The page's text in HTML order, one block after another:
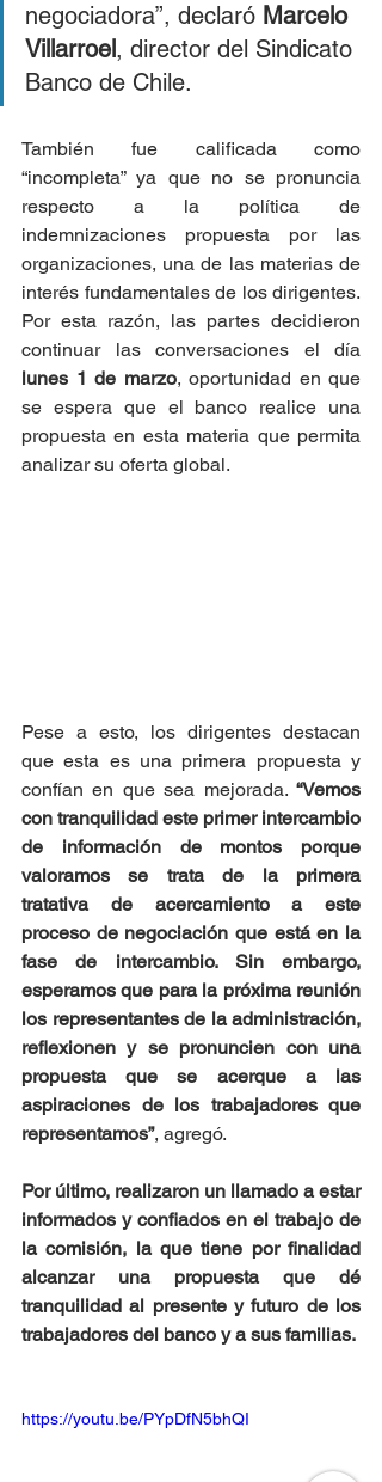
negociadora”, declaró Marcelo
Villarroel, director del Sindicato
Banco de Chile.
También fue calificada como
“incompleta” ya que no se pronuncia
respecto a la política de
indemnizaciones propuesta por las
organizaciones, una de las materias de
interés fundamentales de los dirigentes.
Por esta razón, las partes decidieron
lunes 1 de marzo, oportunidad en que
se espera que el banco realice una
propuesta en esta materia que permita
analizar su oferta global.
Pese a esto, los dirigentes destacan
que esta es una primera propuesta y
confían en que sea mejorada. “Vemos
con tranquilidad este primer intercambio
de información de montos porque
valoramos se trata de la primera
tratativa de acercamiento a este
proceso de negociación que está en la
fase de intercambio. Sin embargo,
esperamos que para la próxima reunión
los representantes de la administración,
reflexionen y se pronuncien con una
propuesta que se acerque a las
aspiraciones de los trabajadores que
representamos”, agregó.
Por último, realizaron un llamado a estar
informados y confiados en el trabajo de
la comisión, la que tiene por finalidad
alcanzar una propuesta que dé
tranquilidad al presente y futuro de los
trabajadores del banco y a sus familias.
https://youtu.be/PYpDfN5bhQI